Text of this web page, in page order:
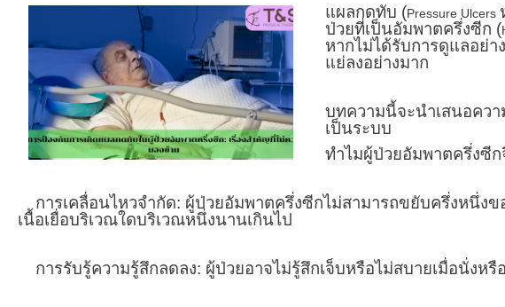
แผลกดทับ (Pressure Ulcers
ป่วยที่เป็นอัมพาตครึ่งซีก (
หากไม่ได้รับการดูแลอย่
แย่ลงอย่างมาก
บทความนี้จะนำเสนอคว
เป็นระบบ
ทำไมผู้ป่วยอัมพาตครึ่งซีก
การเคลื่อนไหวจำกัด: ผู้ป่วยอัมพาตครึ่งซีกไม่สามารถขยับครึ่งหนึ่งข
เนื้อเยื่อบริเวณใดบริเวณหนึ่งนานเกินไป
การรับรู้ความรู้สึกลดลง: ผู้ป่วยอาจไม่รู้สึกเจ็บหรือไม่สบายเมื่อนั่ง